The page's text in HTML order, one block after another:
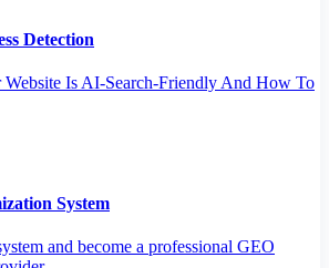
Detection
Is AI-Search-Friendly And How To
System
and become a professional GEO